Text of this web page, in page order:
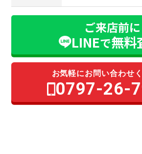
ご来店前に
LINEで無料
お気軽にお問い合わせ
0797-26-